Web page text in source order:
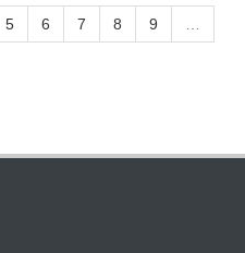
5 6 7 8 9